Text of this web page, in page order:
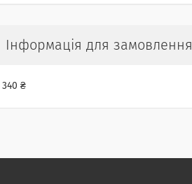
Інформація для замовлення
340 ₴